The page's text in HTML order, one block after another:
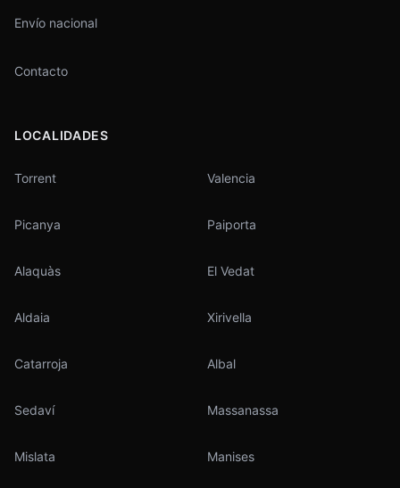
Envío nacional
Contacto
LOCALIDADES
Torrent Valencia
Picanya Paiporta
Alaquàs El Vedat
Aldaia Xirivella
Catarroja Albal
Sedaví Massanassa
Mislata Manises